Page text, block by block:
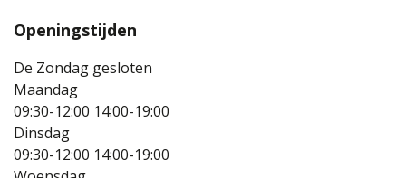
Openingstijden
De Zondag gesloten
Maandag
09:30-12:00 14:00-19:00
Dinsdag
09:30-12:00 14:00-19:00